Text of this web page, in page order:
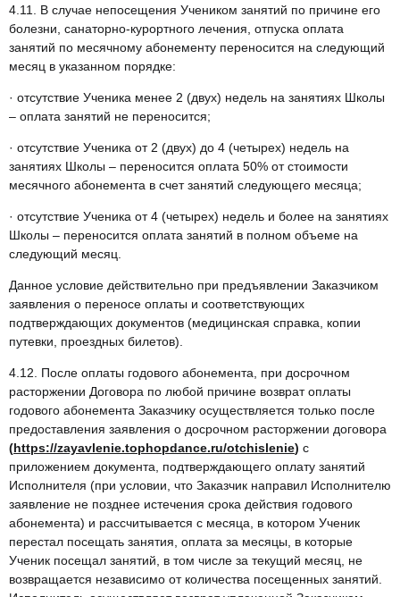
4.11. В случае непосещения Учеником занятий по причине его
болезни, санаторно-курортного лечения, отпуска оплата
занятий по месячному абонементу переносится на следующий
месяц в указанном порядке:
· отсутствие Ученика менее 2 (двух) недель на занятиях Школы
– оплата занятий не переносится;
· отсутствие Ученика от 2 (двух) до 4 (четырех) недель на
занятиях Школы – переносится оплата 50% от стоимости
месячного абонемента в счет занятий следующего месяца;
· отсутствие Ученика от 4 (четырех) недель и более на занятиях
Школы – переносится оплата занятий в полном объеме на
следующий месяц.
Данное условие действительно при предъявлении Заказчиком
заявления о переносе оплаты и соответствующих
подтверждающих документов (медицинская справка, копии
путевки, проездных билетов).
4.12. После оплаты годового абонемента, при досрочном
расторжении Договора по любой причине возврат оплаты
годового абонемента Заказчику осуществляется только после
предоставления заявления о досрочном расторжении договора
(https://zayavlenie.tophopdance.ru/otchislenie) с
приложением документа, подтверждающего оплату занятий
Исполнителя (при условии, что Заказчик направил Исполнителю
заявление не позднее истечения срока действия годового
абонемента) и рассчитывается с месяца, в котором Ученик
перестал посещать занятия, оплата за месяцы, в которые
Ученик посещал занятий, в том числе за текущий месяц, не
возвращается независимо от количества посещенных занятий.